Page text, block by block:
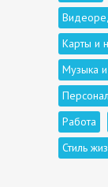
Карты и
Музыка
Работа
Стиль